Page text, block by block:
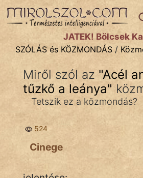
SZÓLÁS ÉS KÖZMONDÁS
Bibliai
Közmondások
Szállóigék
Szóláscsoportok
Szólások
JÁTÉK! Bölcsek
SZÓLÁS és KÖZMONDÁS /
Miről szól az "Acél
tűzkő a leánya"
Tetszik ez a közmondás?
524
Cinege